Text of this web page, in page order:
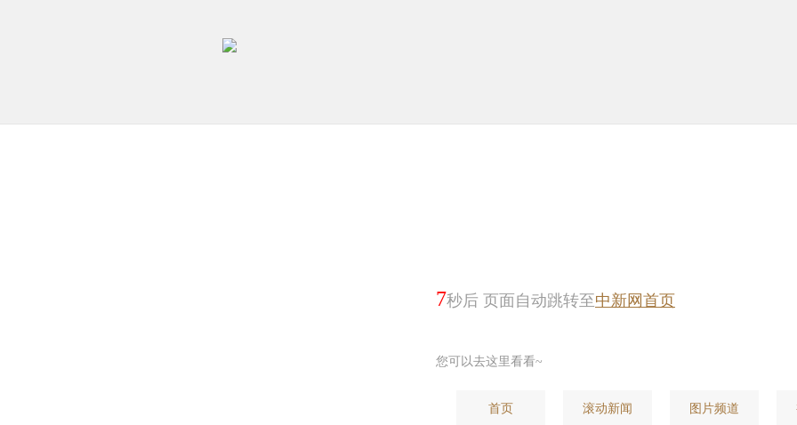
7秒后 页面自动跳转至中新网首页
您可以去这里看看~
首页 滚动新闻 图片频道